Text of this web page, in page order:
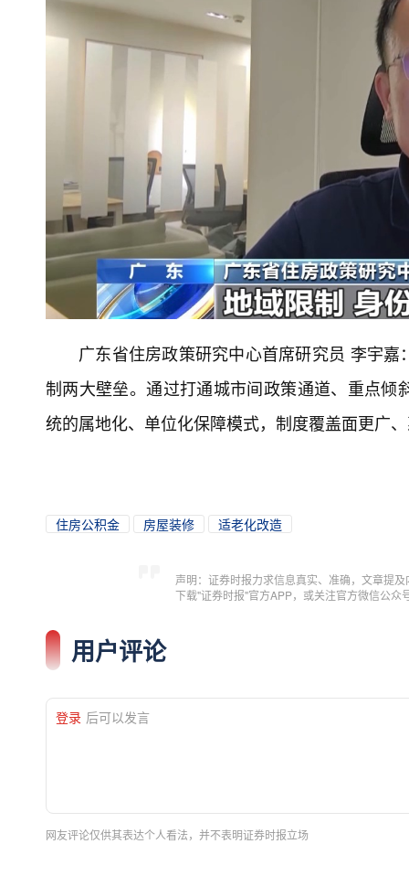
广东省住房政策研究中心首席研究员 李宇
制两大壁垒。通过打通城市间政策通道、重点
统的属地化、单位化保障模式，制度覆盖面更广
住房公积金 房屋装修 适老化改造
声明：证券时报力求信息真实、准确，文章提
下载"证券时报"官方APP，或关注官方微信公
用户评论
登录 后可以发言
网友评论仅供其表达个人看法，并不表明证券时报立场